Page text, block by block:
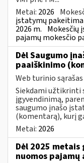
Metai: 2026
įstatymų
2026 m. Mokesčių
pajamų mokesčio
Dėl Saugumo
paaiškinimo
Web turinio sąrašas
Siekdami užtikrinti
įgyvendinimą,
saugumo įnašo
(komentarą), kurį
Metai: 2026
Dėl 2025
nuomos